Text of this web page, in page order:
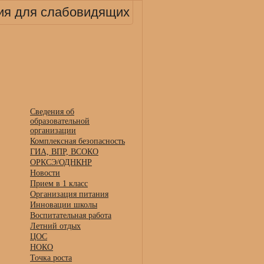
для слабовидящих
Сведения об
образовательной
организации
Комплексная безопасность
ГИА, ВПР, ВСОКО
ОРКСЭ/ОДНКНР
Новости
Прием в 1 класс
Организация питания
Инновации школы
Воспитательная работа
Летний отдых
ЦОС
НОКО
Точка роста